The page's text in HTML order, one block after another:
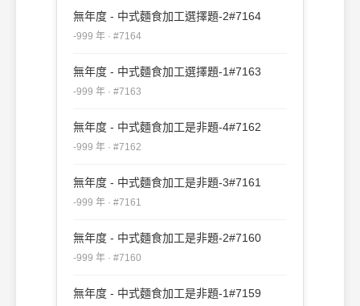
無年度 - 中式麵食加工選擇題-2#7164
-999 年 · #7164
無年度 - 中式麵食加工選擇題-1#7163
-999 年 · #7163
無年度 - 中式麵食加工是非題-4#7162
-999 年 · #7162
無年度 - 中式麵食加工是非題-3#7161
-999 年 · #7161
無年度 - 中式麵食加工是非題-2#7160
-999 年 · #7160
無年度 - 中式麵食加工是非題-1#7159